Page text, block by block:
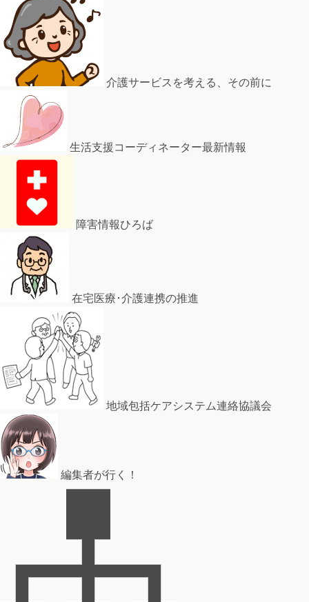
介護サービスを考える、その前に
生活支援コーディネーター最新情報
障害情報ひろば
在宅医療･介護連携の推進
地域包括ケアシステム連絡協議会
編集者が行く！